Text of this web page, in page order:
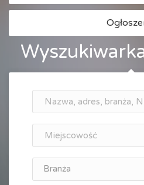
Branża